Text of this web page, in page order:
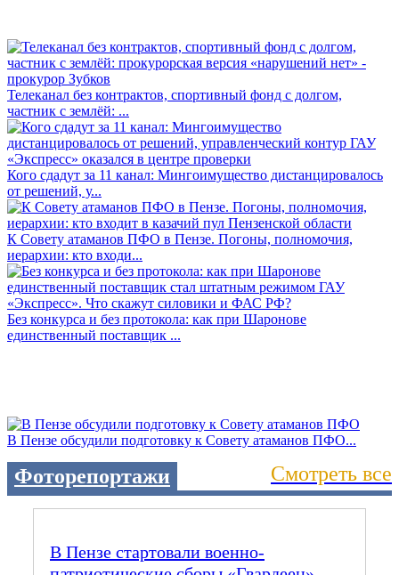
Телеканал без контрактов, спортивный фонд с долгом,
частник с землёй: ...
Кого сдадут за 11 канал: Мингоимущество дистанцировалось
от решений, у...
К Совету атаманов ПФО в Пензе. Погоны, полномочия,
иерархии: кто входи...
Без конкурса и без протокола: как при Шаронове
единственный поставщик ...
В Пензе обсудили подготовку к Совету атаманов ПФО...
Фоторепортажи Смотреть все
В Пензе стартовали военно-